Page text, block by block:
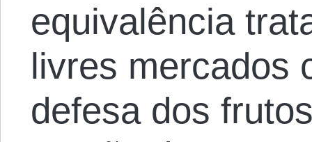
equivalência
livres mercados
defesa dos